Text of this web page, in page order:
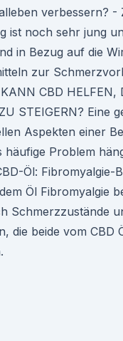
verbessern? -
ist noch sehr jung
in Bezug auf die
zur
CBD HELFEN,
STEIGERN? Eine
Aspekten einer
häufige Problem
Öl: Fibromyalgie-
Öl Fibromyalgie
Schmerzzustände
die beide vom CBD